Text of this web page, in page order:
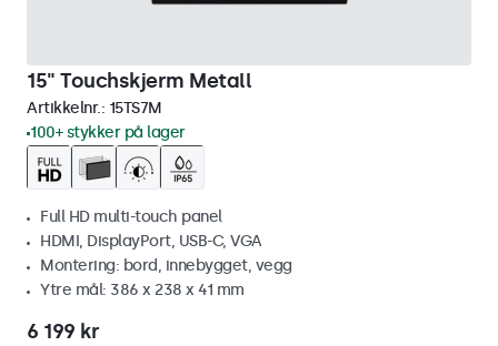
15" Touchskjerm Metall
Artikkelnr.: 15TS7M
100+ stykker på lager
Full HD multi-touch panel
HDMI, DisplayPort, USB-C, VGA
Montering: bord, innebygget, vegg
Ytre mål: 386 x 238 x 41 mm
6 199 kr